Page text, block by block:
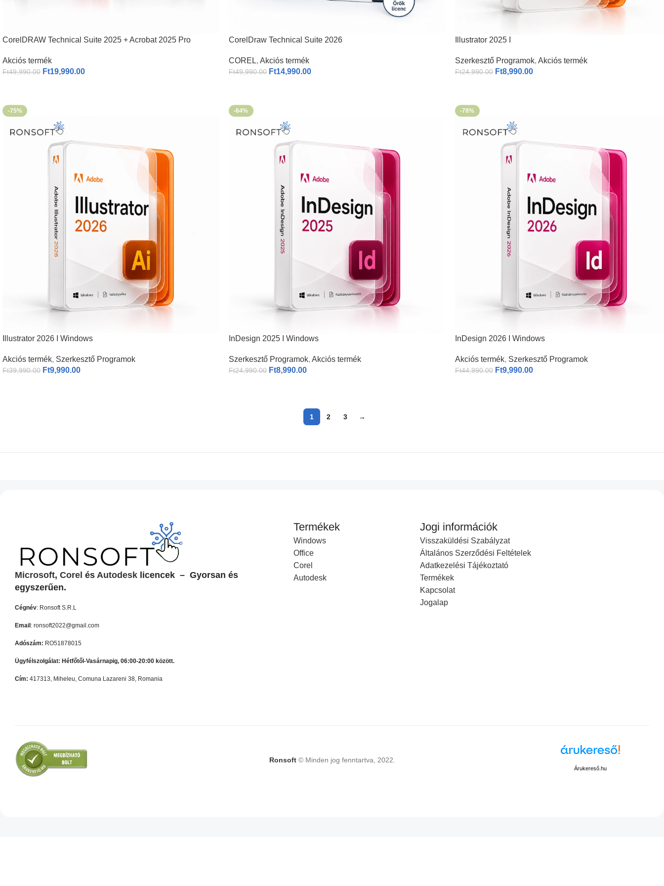
CorelDRAW Technical Suite 2025 + Acrobat 2025 Pro
Akciós termék
Ft49,990.00 Ft19,990.00
CorelDraw Technical Suite 2026
COREL, Akciós termék
Ft49,990.00 Ft14,990.00
Illustrator 2025 I
Szerkesztő Programok, Akciós termék
Ft24,990.00 Ft8,990.00
-75%
Illustrator 2026 I Windows
Akciós termék, Szerkesztő Programok
Ft39,990.00 Ft9,990.00
-64%
InDesign 2025 I Windows
Szerkesztő Programok, Akciós termék
Ft24,990.00 Ft8,990.00
-78%
InDesign 2026 I Windows
Akciós termék, Szerkesztő Programok
Ft44,990.00 Ft9,990.00
1 2 3 →
Microsoft, Corel és Autodesk licencek – Gyorsan és
egyszerűen.
Cégnév: Ronsoft S.R.L
Email : ronsoft2022@gmail.com
Adószám: RO51878015
Ügyfélszolgálat: Hétfőtől-Vasárnapig, 06:00-20:00 között.
Cím: 417313, Miheleu, Comuna Lazareni 38, Romania
Termékek
Windows
Office
Corel
Autodesk
Jogi információk
Visszaküldési Szabályzat
Általános Szerződési Feltételek
Adatkezelési Tájékoztató
Termékek
Kapcsolat
Jogalap
Ronsoft© Minden jog fenntartva, 2022.
Árukereső.hu